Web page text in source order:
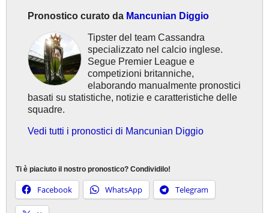
Pronostico curato da Mancunian Diggio
Tipster del team Cassandra
specializzato nel calcio inglese.
Segue Premier League e
competizioni britanniche,
elaborando manualmente pronostici
basati su statistiche, notizie e caratteristiche delle
squadre.
Vedi tutti i pronostici di Mancunian Diggio
Ti è piaciuto il nostro pronostico? Condividilo!
Facebook WhatsApp Telegram